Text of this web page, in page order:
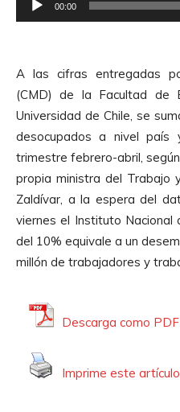
u
d
i
o
e
o
d
u
c
t
o
r
d
e
A
00:00
A las cifras entregadas
(CMD) de la Facultad de
Universidad de Chile, se
desocupados a nivel
trimestre febrero-abril,
propia ministra del Trabajo
Zaldívar, a la espera del
viernes el Instituto Nacional
del 10% equivale a un
millón de trabajadores y
Descarga como PDF
Imprime este artículo